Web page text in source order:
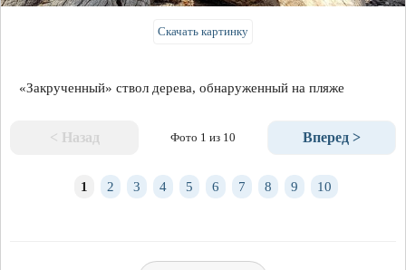
Скачать картинку
«Закрученный» ствол дерева, обнаруженный на пляже
< Назад Фото 1 из 10 Вперед >
1 2 3 4 5 6 7 8 9 10